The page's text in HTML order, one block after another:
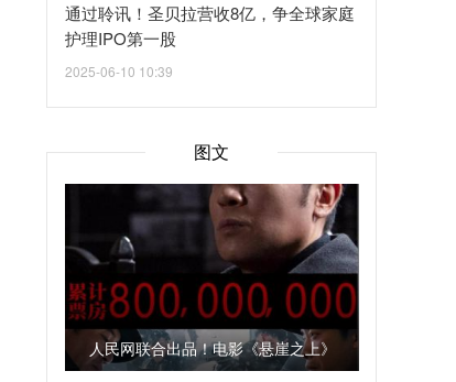
通过聆讯！圣贝拉营收8亿，争全球家庭
护理IPO第一股
2025-06-10 10:39
图文
人民网联合出品！电影《悬崖之上》